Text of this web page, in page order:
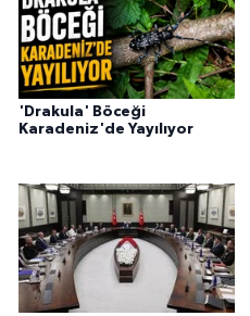
'Drakula' Böceği
Karadeniz'de Yayılıyor